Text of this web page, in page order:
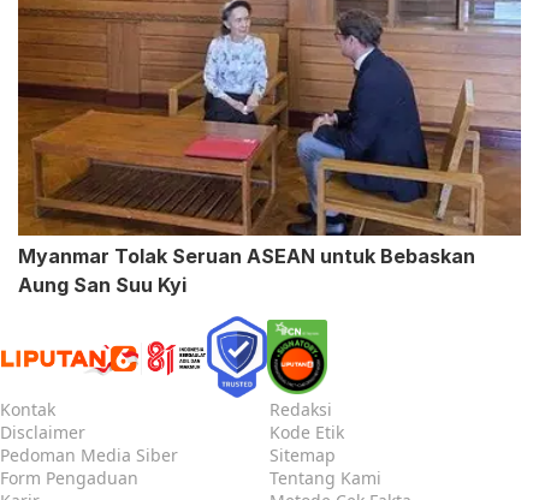
Myanmar Tolak Seruan ASEAN untuk Bebaskan
Aung San Suu Kyi
Kontak
Redaksi
Disclaimer
Kode Etik
Pedoman Media Siber
Sitemap
Form Pengaduan
Tentang Kami